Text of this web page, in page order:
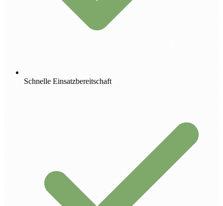
Schnelle Einsatzbereitschaft